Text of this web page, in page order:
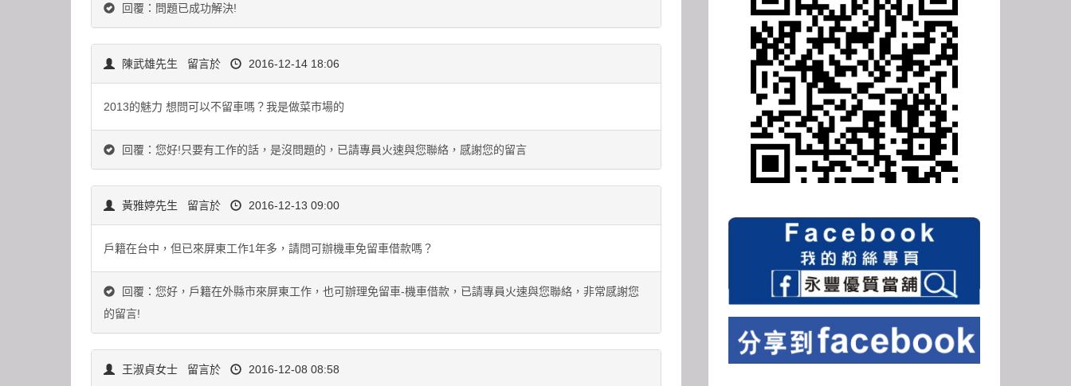
回覆：問題已成功解決!
陳武雄先生 留言於 2016-12-14 18:06
2013的魅力 想問可以不留車嗎？我是做菜市場的
回覆：您好!只要有工作的話，是沒問題的，已請專員火速與您聯絡，感謝您的留言
黃雅婷先生 留言於 2016-12-13 09:00
戶籍在台中，但已來屏東工作1年多，請問可辦機車免留車借款嗎？
回覆：您好，戶籍在外縣市來屏東工作，也可辦理免留車-機車借款，已請專員火速與您聯絡，非常感謝您
的留言!
王淑貞女士 留言於 2016-12-08 08:58